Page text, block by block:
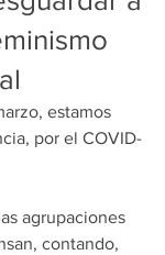
estamos
por el COVID-
agrupaciones
contando,